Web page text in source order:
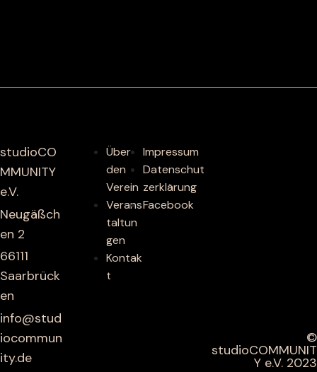
studioCO
MMUNITY
e.V.
Neugäßch
en 2
66111
Saarbrück
en
info@stud
iocommun
ity.de
Über
den
Verein
Verans
taltun
gen
Kontak
t
Impressum
Datenschut
zerklärung
Facebook
©
studioCOMMUNIT
Y e.V. 2023